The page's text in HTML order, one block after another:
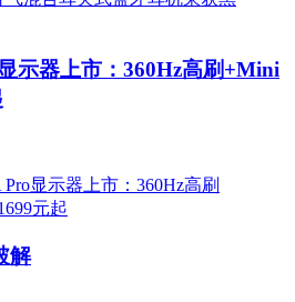
示器上市：360Hz高刷+Mini
解